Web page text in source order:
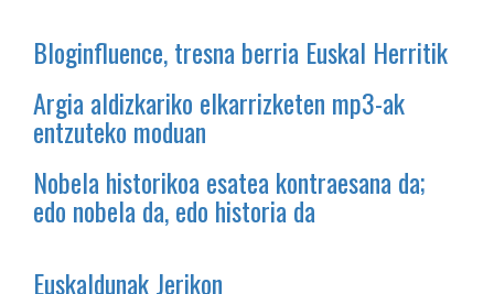
Bloginfluence, tresna berria Euskal Herritik
Argia aldizkariko elkarrizketen mp3-ak
entzuteko moduan
Nobela historikoa esatea kontraesana da;
edo nobela da, edo historia da
Euskaldunak Jerikon